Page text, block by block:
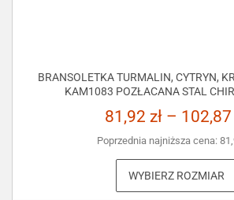
BRANSOLETKA TURMALIN, CYTRYN,
KAM1083 POZŁACANA STAL
81,92 zł – 102,87
Poprzednia najniższa cena:
WYBIERZ ROZMIAR